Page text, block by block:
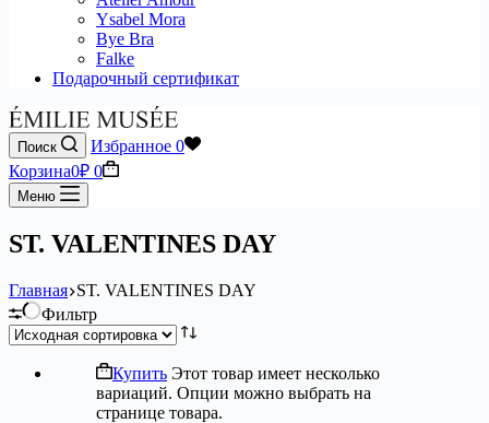
Ysabel Mora
Bye Bra
Falke
Подарочный сертификат
Поиск Избранное 0
Корзина0₽ 0
Меню
ST. VALENTINES DAY
Главная ST. VALENTINES DAY
Фильтр
Купить Этот товар имеет несколько
вариаций. Опции можно выбрать на
странице товара.